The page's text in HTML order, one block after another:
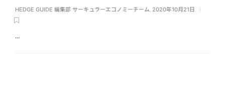
HEDGE GUIDE 編集部 サーキュラーエコノミーチーム, 2020年10月21日
...